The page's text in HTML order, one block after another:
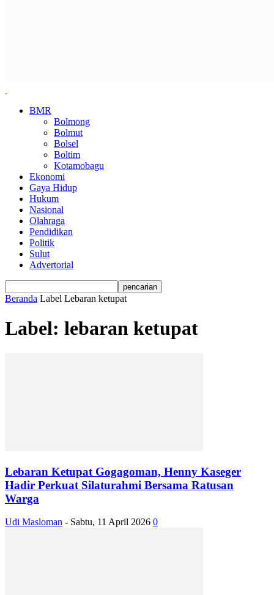
BMR
Bolmong
Bolmut
Bolsel
Boltim
Kotamobagu
Ekonomi
Gaya Hidup
Hukum
Nasional
Olahraga
Pendidikan
Politik
Sulut
Advertorial
Beranda Label Lebaran ketupat
Label: lebaran ketupat
Lebaran Ketupat Gogagoman, Henny Kaseger
Hadir Perkuat Silaturahmi Bersama Ratusan
Warga
Udi Masloman - Sabtu, 11 April 2026 0